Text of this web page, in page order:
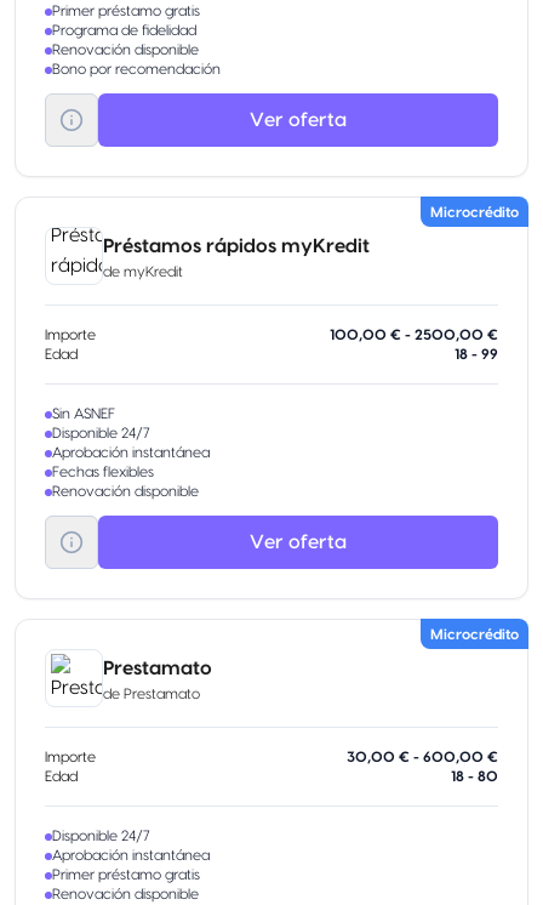
Primer préstamo gratis
Programa de fidelidad
Renovación disponible
Bono por recomendación
Ver oferta
Microcrédito
Préstamos rápidos myKredit
de myKredit
Importe
100,00 € - 2500,00 €
Edad
18 - 99
Sin ASNEF
Disponible 24/7
Aprobación instantánea
Fechas flexibles
Renovación disponible
Ver oferta
Microcrédito
Prestamato
de Prestamato
Importe
30,00 € - 600,00 €
Edad
18 - 80
Disponible 24/7
Aprobación instantánea
Primer préstamo gratis
Renovación disponible